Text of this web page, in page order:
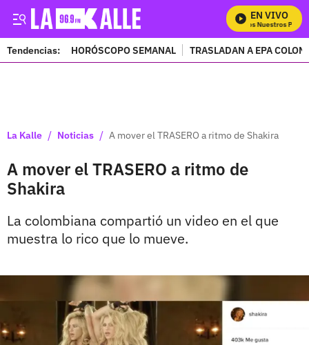
EN VIVO
Mira Todos Nuestros
Tendencias: HORÓSCOPO SEMANAL TRASLADAN A EPA
La Kalle / Noticias / A mover el TRASERO a ritmo de Shakira
A mover el TRASERO a ritmo de
Shakira
La colombiana compartió un video en el que
muestra lo rico que lo mueve.